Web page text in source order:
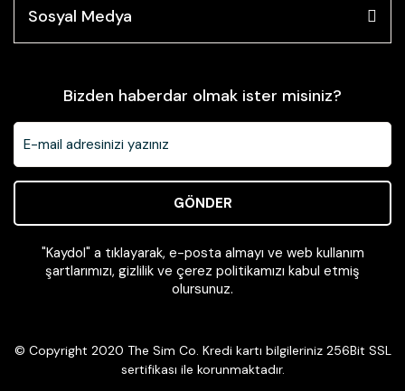
Sosyal Medya
Bizden haberdar olmak ister misiniz?
GÖNDER
"Kaydol" a tıklayarak, e-posta almayı ve web kullanım
şartlarımızı, gizlilik ve çerez politikamızı kabul etmiş
olursunuz.
© Copyright 2020 The Sim Co. Kredi kartı bilgileriniz 256Bit SSL
sertifikası ile korunmaktadır.